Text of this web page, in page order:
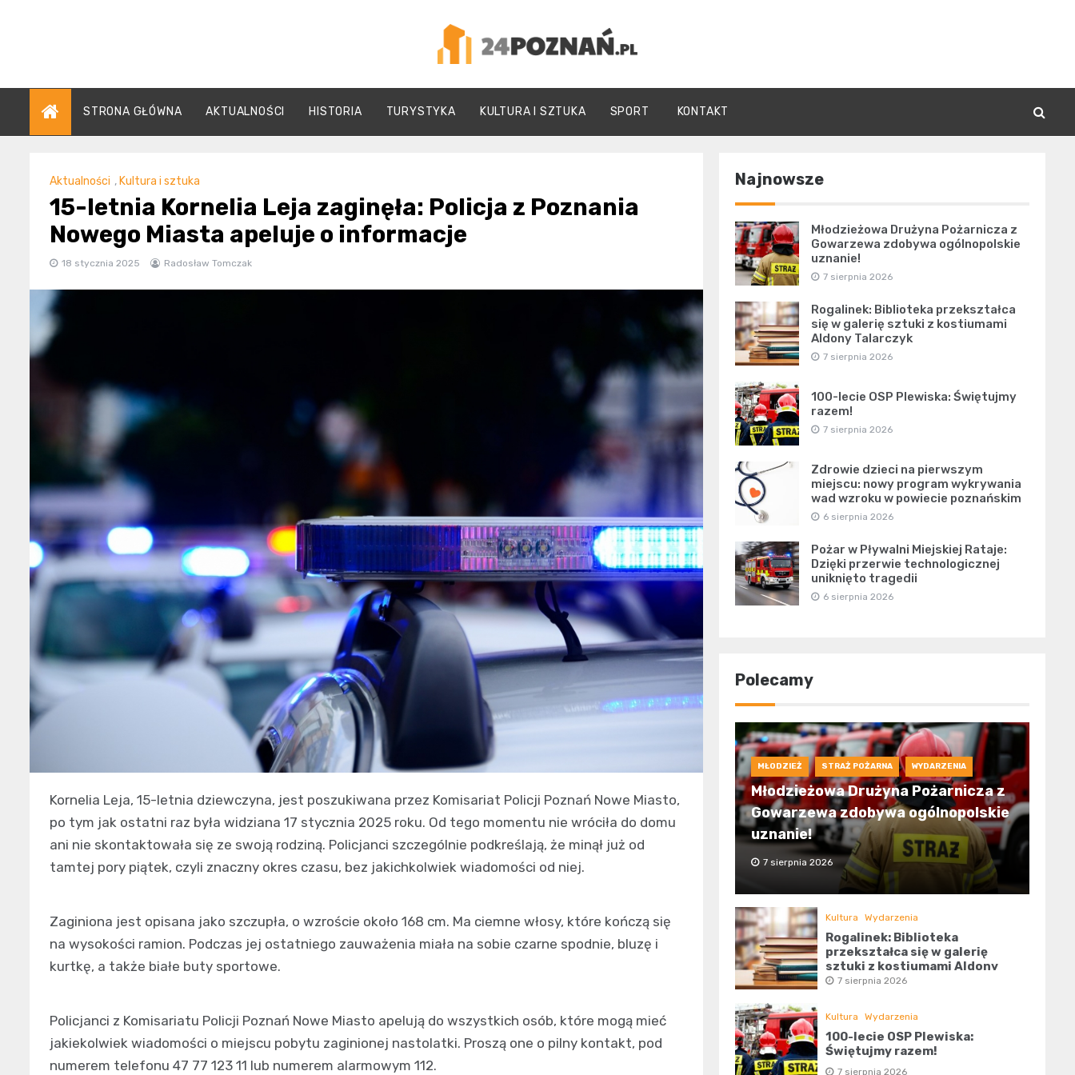
24Poznań.pl
STRONA GŁÓWNA AKTUALNOŚCI HISTORIA TURYSTYKA KULTURA I SZTUKA SPORT KONTAKT
Aktualności , Kultura i sztuka
15-letnia Kornelia Leja zaginęła: Policja z Poznania
Nowego Miasta apeluje o informacje
18 stycznia 2025 Radosław Tomczak
Kornelia Leja, 15-letnia dziewczyna, jest poszukiwana przez Komisariat Policji Poznań Nowe Miasto,
po tym jak ostatni raz była widziana 17 stycznia 2025 roku. Od tego momentu nie wróciła do domu
ani nie skontaktowała się ze swoją rodziną. Policjanci szczególnie podkreślają, że minął już od
tamtej pory piątek, czyli znaczny okres czasu, bez jakichkolwiek wiadomości od niej.
Zaginiona jest opisana jako szczupła, o wzroście około 168 cm. Ma ciemne włosy, które kończą się
na wysokości ramion. Podczas jej ostatniego zauważenia miała na sobie czarne spodnie, bluzę i
kurtkę, a także białe buty sportowe.
Policjanci z Komisariatu Policji Poznań Nowe Miasto apelują do wszystkich osób, które mogą mieć
jakiekolwiek wiadomości o miejscu pobytu zaginionej nastolatki. Proszą one o pilny kontakt, pod
numerem telefonu 47 77 123 11 lub numerem alarmowym 112.
Najnowsze
Młodzieżowa Drużyna Pożarnicza z
Gowarzewa zdobywa ogólnopolskie
uznanie!
7 sierpnia 2026
Rogalinek: Biblioteka przekształca
się w galerię sztuki z kostiumami
Aldony Talarczyk
7 sierpnia 2026
100-lecie OSP Plewiska: Świętujmy
razem!
7 sierpnia 2026
Zdrowie dzieci na pierwszym
miejscu: nowy program wykrywania
wad wzroku w powiecie poznańskim
6 sierpnia 2026
Pożar w Pływalni Miejskiej Rataje:
Dzięki przerwie technologicznej
uniknięto tragedii
6 sierpnia 2026
Polecamy
MŁODZIEŻ STRAŻ POŻARNA WYDARZENIA
Młodzieżowa Drużyna Pożarnicza z
Gowarzewa zdobywa ogólnopolskie
uznanie!
7 sierpnia 2026
Kultura Wydarzenia
Rogalinek: Biblioteka
przekształca się w galerię
sztuki z kostiumami Aldony
Talarczyk
7 sierpnia 2026
Kultura Wydarzenia
100-lecie OSP Plewiska:
Świętujmy razem!
7 sierpnia 2026